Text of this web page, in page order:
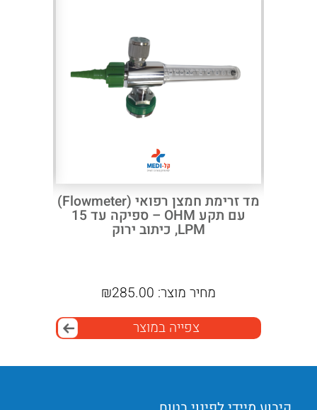
Previous
מד זרימת חמצן רפואי (Flowmeter)
עם תקע OHM – ספיקה עד 15
LPM, כיתוב ירוק
מחיר מוצר: ₪285.00
צפייה במוצר